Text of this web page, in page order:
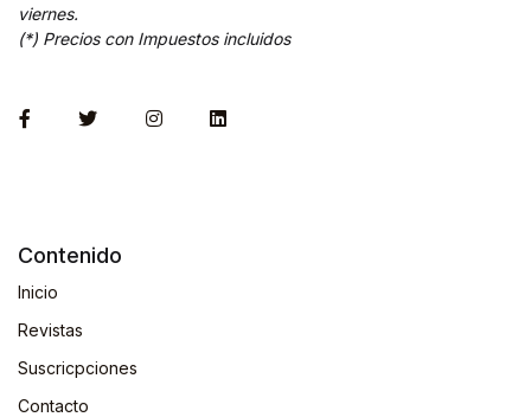
viernes.
(*) Precios con Impuestos incluidos
Contenido
Inicio
Revistas
Suscricpciones
Contacto